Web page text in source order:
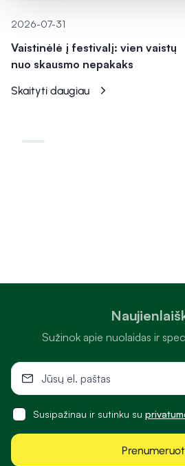
2026-07-31
Vaistinėlė į festivalį: vien vaistų
nuo skausmo nepakaks
Skaityti daugiau
Sužinok apie nuolaidas ir
Susipažinau ir sutinku su